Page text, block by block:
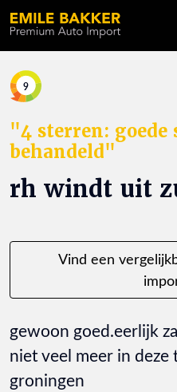
9
"4 sterren: goede
behandeld"
rh windt uit
Vind een
gewoon goed.eerlijk
niet veel meer in
groningen